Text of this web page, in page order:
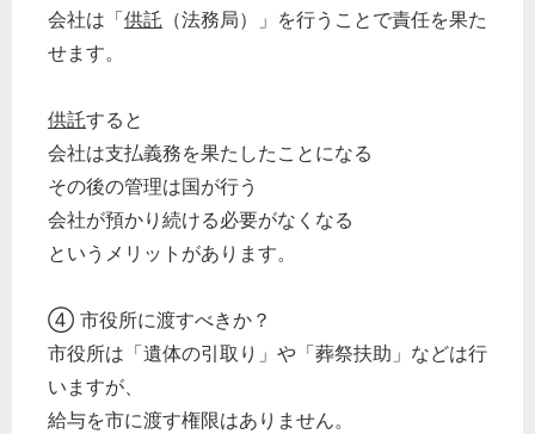
会社は「供託 （法務局）」を行うことで責任を果た
せます。
供託すると
会社は支払義務を果たしたことになる
その後の管理は国が行う
会社が預かり続ける必要がなくなる
というメリットがあります。
④ 市役所に渡すべきか？
市役所は「遺体の引取り」や「葬祭扶助」などは行
いますが、
給与を市に渡す権限はありません。